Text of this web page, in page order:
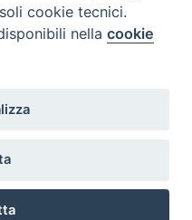
servizio, è necessario
Avvisidella Biblioteca.
on-line
3 - Milano
cookie tecnici.
nellacookie